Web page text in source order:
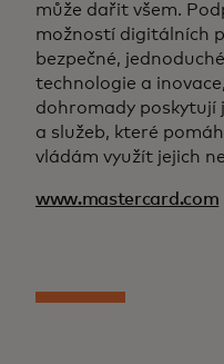
může dařit všem.
možností digitálních
bezpečné,
technologie a
dohromady poskytují
a služeb, které
vládám využít jejich
www.mastercard.com